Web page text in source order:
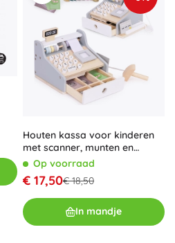
Houten kassa voor kinderen
met scanner, munten en
betaalkaart ECOTOYS
Op voorraad
€ 17,50€ 18,50
In mandje